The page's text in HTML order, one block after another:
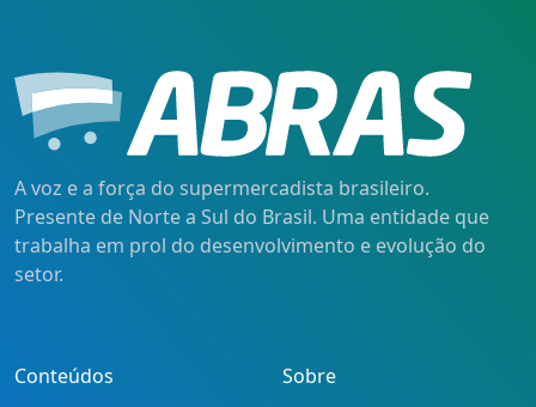
A voz e a força do supermercadista brasileiro.
Presente de Norte a Sul do Brasil. Uma entidade que
trabalha em prol do desenvolvimento e evolução do
setor.
Conteúdos
Sobre